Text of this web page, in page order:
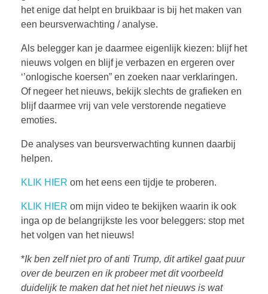
het enige dat helpt en bruikbaar is bij het maken van
een beursverwachting / analyse.
Als belegger kan je daarmee eigenlijk kiezen: blijf het
nieuws volgen en blijf je verbazen en ergeren over
‘’onlogische koersen” en zoeken naar verklaringen.
Of negeer het nieuws, bekijk slechts de grafieken en
blijf daarmee vrij van vele verstorende negatieve
emoties.
De analyses van beursverwachting kunnen daarbij
helpen.
KLIK HIER om het eens een tijdje te proberen.
KLIK HIER om mijn video te bekijken waarin ik ook
inga op de belangrijkste les voor beleggers: stop met
het volgen van het nieuws!
*Ik ben zelf niet pro of anti Trump, dit artikel gaat puur
over de beurzen en ik probeer met dit voorbeeld
duidelijk te maken dat het niet het nieuws is wat